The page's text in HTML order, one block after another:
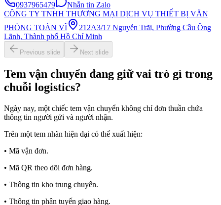
0937965479
Nhắn tin Zalo
CÔNG TY TNHH THƯƠNG MẠI DỊCH VỤ THIẾT BỊ VĂN
PHÒNG TOÀN VĨ
212A3/17 Nguyễn Trãi, Phường Cầu Ông
Lãnh, Thành phố Hồ Chí Minh
Previous slide Next slide
Tem vận chuyển đang giữ vai trò gì trong
chuỗi logistics?
Ngày nay, một chiếc tem vận chuyển không chỉ đơn thuần chứa
thông tin người gửi và người nhận.
Trên một tem nhãn hiện đại có thể xuất hiện:
• Mã vận đơn.
• Mã QR theo dõi đơn hàng.
• Thông tin kho trung chuyển.
• Thông tin phân tuyến giao hàng.